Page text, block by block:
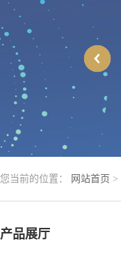
您当前的位置： 网站首页 >
产品展厅